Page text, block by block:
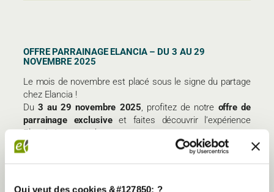
Qui veut des cookies &#127850; ?
OFFRE PARRAINAGE ELANCIA – DU 3 AU 29
NOVEMBRE 2025
Le mois de novembre est placé sous le signe du partage
chez Elancia !
Du3 au 29 novembre 2025, profitez de notre offre de
parrainage exclusiveet faites découvrir l’expérience
Elancia à vos proches.